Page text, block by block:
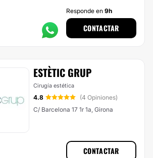
Responde en 9h
CONTACTAR
ESTÈTIC GRUP
Cirugía estética
4.8
(4 Opiniones)
C/ Barcelona 17 1r 1a, Girona
CONTACTAR